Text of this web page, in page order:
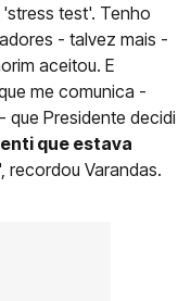
test'. Tenho
- talvez mais -
aceitou. E
me comunica -
que Presidente decidi
que estava
recordou Varandas.